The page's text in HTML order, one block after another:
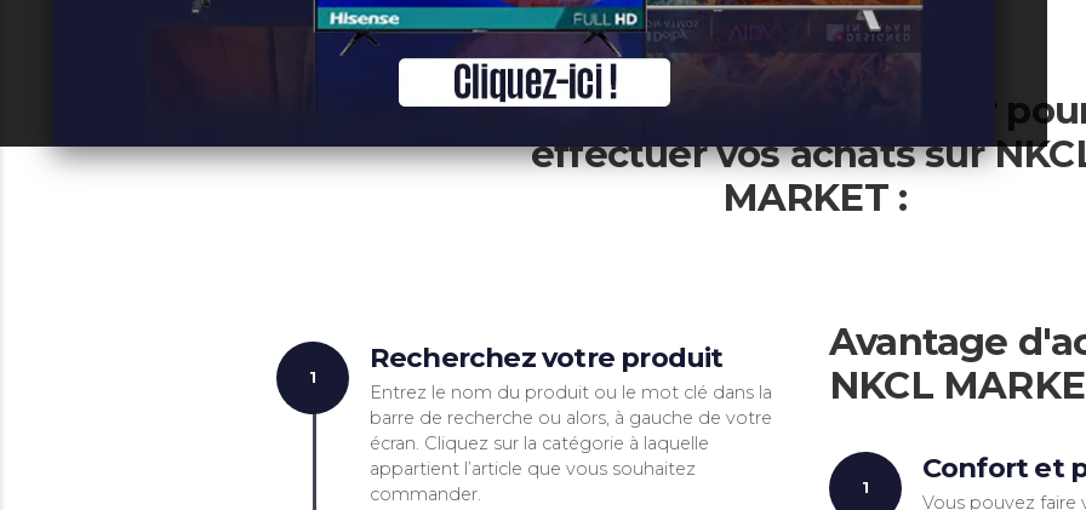
Commencer Maintenant
Voici comment
effectuer vos